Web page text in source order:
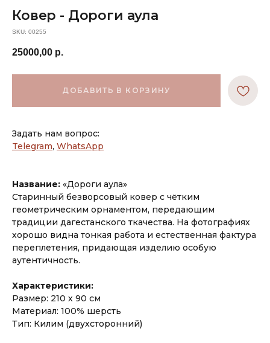
Ковер - Дороги аула
SKU: 00255
25000,00 р.
ДОБАВИТЬ В КОРЗИНУ
Задать нам вопрос:
Telegram, WhatsApp
Название: «Дороги аула»
Старинный безворсовый ковер с чётким
геометрическим орнаментом, передающим
традиции дагестанского ткачества. На фотографиях
хорошо видна тонкая работа и естественная фактура
переплетения, придающая изделию особую
аутентичность.
Характеристики:
Размер: 210 х 90 см
Материал: 100% шерсть
Тип: Килим (двухсторонний)